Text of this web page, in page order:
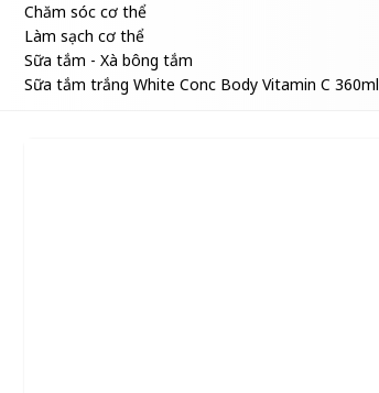
Chăm sóc cơ thể
Làm sạch cơ thể
Sữa tắm - Xà bông tắm
Sữa tắm trắng White Conc Body Vitamin C 360ml